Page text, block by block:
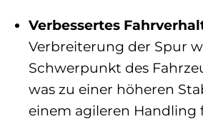
Verbessertes
Verbreiterung der Spur
Schwerpunkt des
was zu einer höheren
einem agileren Handling